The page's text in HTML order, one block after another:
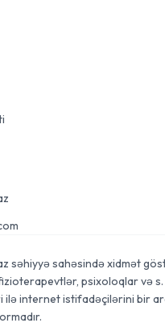
səhiyyə sahəsində xidmət
psixoloqlar və
ilə internet istifadəçilərini bir